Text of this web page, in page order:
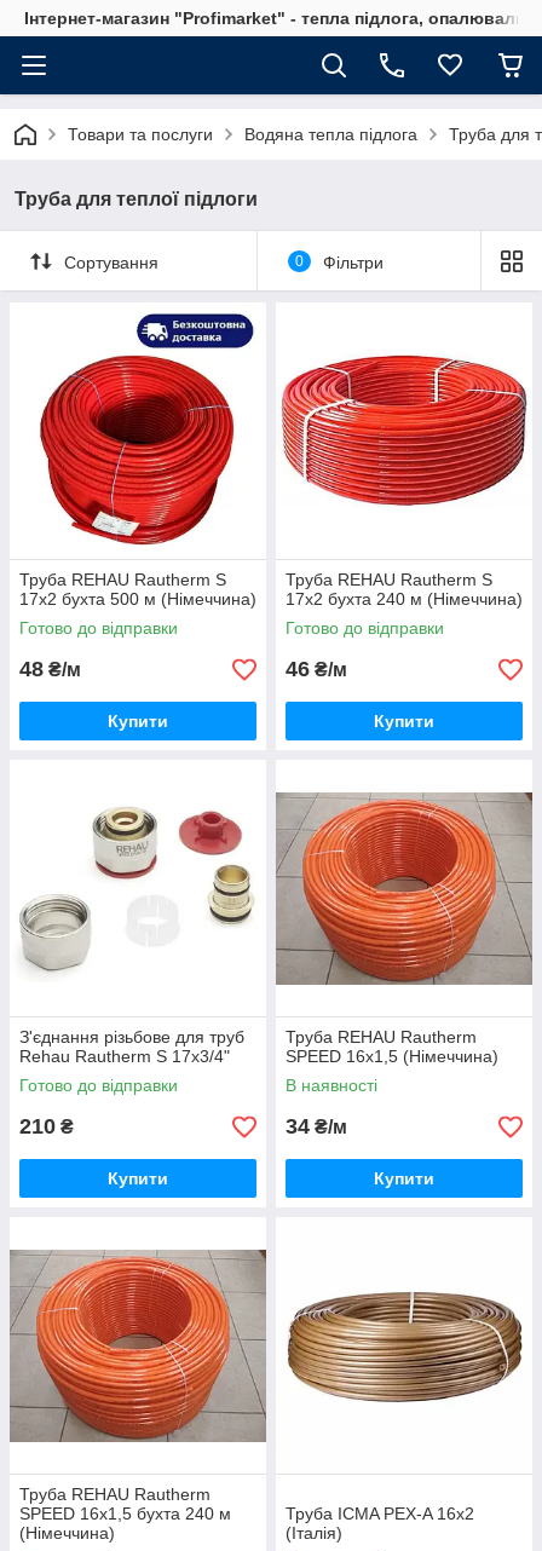
Інтернет-магазин "Profimarket" - тепла підлога,
Товари та послуги Водяна тепла підлога Труба для
Труба для теплої підлоги
Сортування 0 Фільтри
Труба REHAU Rautherm S
17x2 бухта 500 м (Німеччина)
Готово до відправки
48 ₴/м
Купити
Труба REHAU Rautherm S
17x2 бухта 240 м (Німеччина)
Готово до відправки
46 ₴/м
Купити
З'єднання різьбове для труб
Rehau Rautherm S 17x3/4"
Готово до відправки
210 ₴
Купити
Труба REHAU Rautherm
SPEED 16x1,5 (Німеччина)
В наявності
34 ₴/м
Купити
Труба REHAU Rautherm
SPEED 16x1,5 бухта 240 м
(Німеччина)
Труба ICMA PEX-A 16х2
(Італія)